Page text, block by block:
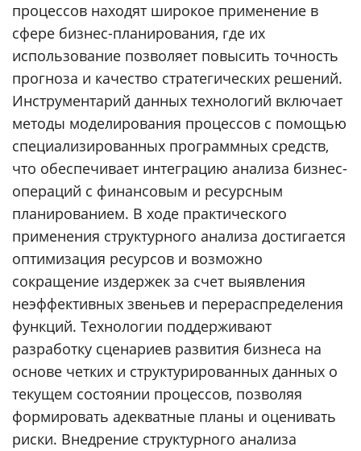
процессов находят широкое применение в
сфере бизнес-планирования, где их
использование позволяет повысить точность
прогноза и качество стратегических решений.
Инструментарий данных технологий включает
методы моделирования процессов с помощью
специализированных программных средств,
что обеспечивает интеграцию анализа бизнес-
операций с финансовым и ресурсным
планированием. В ходе практического
применения структурного анализа достигается
оптимизация ресурсов и возможно
сокращение издержек за счет выявления
неэффективных звеньев и перераспределения
функций. Технологии поддерживают
разработку сценариев развития бизнеса на
основе четких и структурированных данных о
текущем состоянии процессов, позволяя
формировать адекватные планы и оценивать
риски. Внедрение структурного анализа